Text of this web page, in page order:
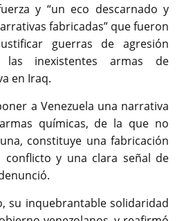
y “un eco descarnado y
fabricadas” que fueron
guerras de agresión
las inexistentes armas de
en Iraq.
a Venezuela una narrativa
químicas, de la que no
constituye una fabricación
conflicto y una clara señal de
su inquebrantable solidaridad